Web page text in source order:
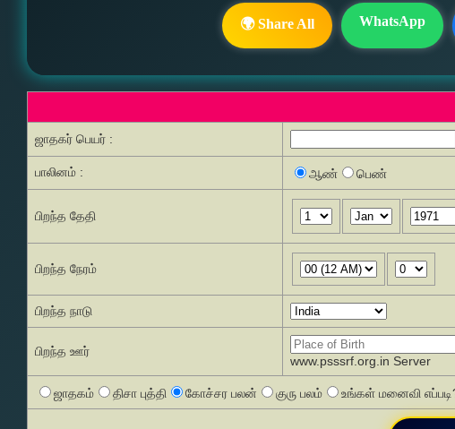
🌍 Share All WhatsApp
ஜாதகர் பெயர் :
பாலினம் : ஆண் பெண்
பிறந்த தேதி
பிறந்த நேரம்
பிறந்த நாடு
பிறந்த ஊர்
www.psssrf.org.in Server
ஜாதகம் திசா புத்தி கோச்சர பலன் குரு பலம் உங்கள் மனைவி